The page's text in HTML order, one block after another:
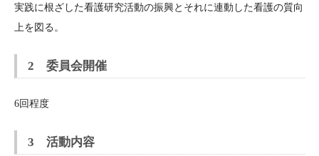
実践に根ざした看護研究活動の振興とそれに連動した看護の質向
上を図る。
2 委員会開催
6回程度
3 活動内容